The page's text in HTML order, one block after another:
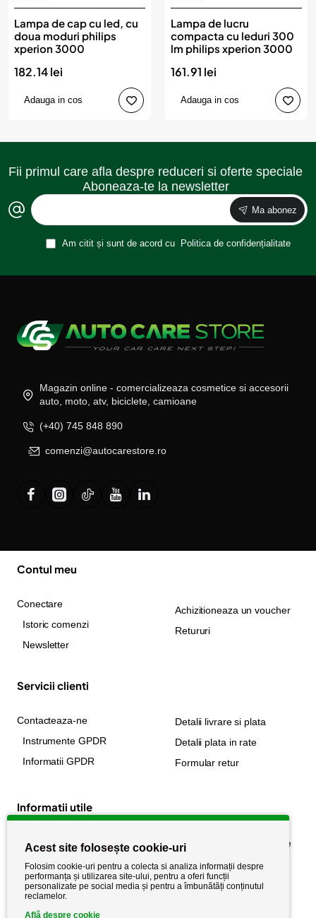
Lampa de cap cu led, cu
doua moduri philips
xperion 3000
182.14 lei
Adauga in cos
Lampa de lucru
compacta cu leduri 300
lm philips xperion 3000
161.91 lei
Adauga in cos
Fii primul care afla despre reduceri si oferte speciale
Aboneaza-te la newsletter
Ma abonez
Am citit și sunt de acord cu Politica de confidențialitate
Magazin online - comercializeaza cosmetice si accesorii
auto, moto, atv, biciclete, camioane
(+40) 745 848 890
comenzi@autocarestore.ro
Contul meu
Conectare
Istoric comenzi
Newsletter
Achizitioneaza un voucher
Retururi
Servicii clienti
Contacteaza-ne
Instrumente GPDR
Informatii GPDR
Detalii livrare si plata
Detalii plata in rate
Formular retur
Informatii utile
Despre noi
Stiri si noutati
Politica de cookie
Politica de confidențialitate
Politica de retur
Termeni si conditii
Acest site folosește cookie-uri
Folosim cookie-uri pentru a colecta si analiza informații despre
performanța și utilizarea site-ului, pentru a oferi funcții
personalizate pe social media și pentru a îmbunătăți conținutul
reclamelor.
Află despre cookie